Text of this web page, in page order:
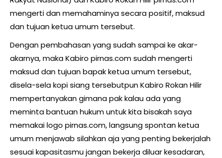
mengerti dan memahaminya secara positif, maksud
dan tujuan ketua umum tersebut.
Dengan pembahasan yang sudah sampai ke akar-
akarnya, maka Kabiro pirnas.com sudah mengerti
maksud dan tujuan bapak ketua umum tersebut,
disela-sela kopi siang tersebutpun Kabiro Rokan Hilir
mempertanyakan gimana pak kalau ada yang
meminta bantuan hukum untuk kita bisakah saya
memakai logo pirnas.com, langsung spontan ketua
umum menjawab silahkan aja yang penting bekerjalah
sesuai kapasitasmu jangan bekerja diluar kesadaran,